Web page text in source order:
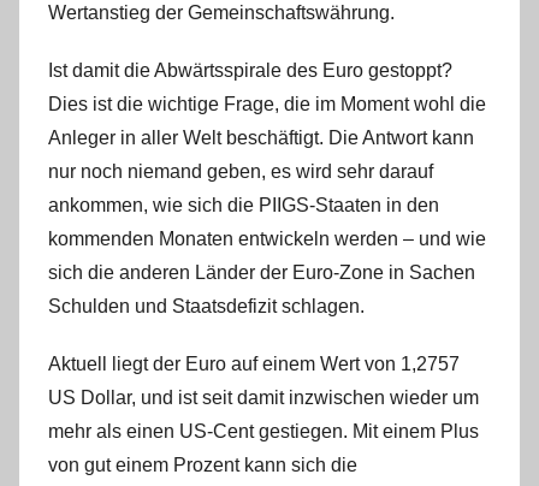
i
t
e
l
W
.
Wertanstieg der Gemeinschaftswährung.
Ist damit die Abwärtsspirale des Euro gestoppt?
Dies ist die wichtige Frage, die im Moment wohl die
Anleger in aller Welt beschäftigt. Die Antwort kann
nur noch niemand geben, es wird sehr darauf
ankommen, wie sich die PIIGS-Staaten in den
kommenden Monaten entwickeln werden – und wie
sich die anderen Länder der Euro-Zone in Sachen
Schulden und Staatsdefizit schlagen.
Aktuell liegt der Euro auf einem Wert von 1,2757
US Dollar, und ist seit damit inzwischen wieder um
mehr als einen US-Cent gestiegen. Mit einem Plus
von gut einem Prozent kann sich die